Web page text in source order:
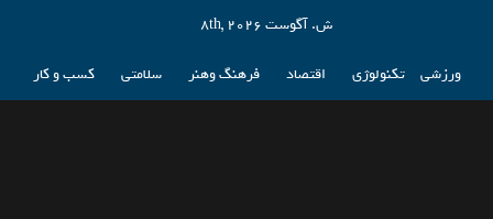
ش. آگوست 8th, 2026
ورزشی تکنولوژی اقتصاد فرهنگ وهنر سلامتی کسب و کار